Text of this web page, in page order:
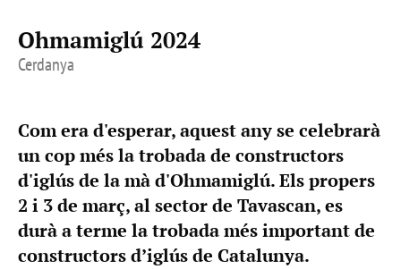
Ohmamiglú 2024
Cerdanya
Com era d'esperar, aquest any se celebrarà
un cop més la trobada de constructors
d'iglús de la mà d'Ohmamiglú. Els propers
2 i 3 de març, al sector de Tavascan, es
durà a terme la trobada més important de
constructors d’iglús de Catalunya.